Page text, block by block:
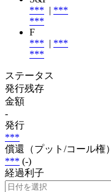
*** | ***
***
F
*** | ***
***
ステータス
発行残存
金額
-
発行
***
償還（プット/コール権）
*** (-)
経過利子